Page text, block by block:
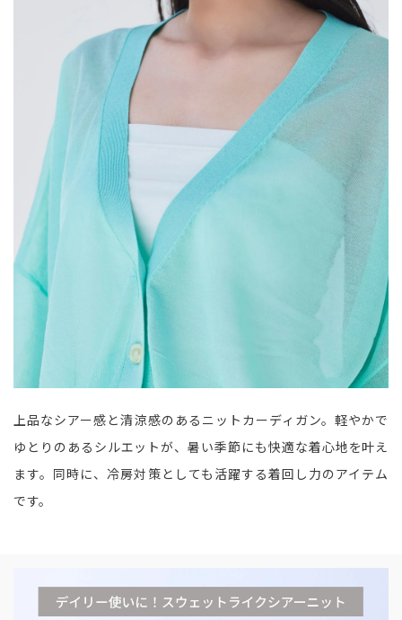
上品なシアー感と清涼感のあるニットカーディガン。軽やかで
ゆとりのあるシルエットが、暑い季節にも快適な着心地を叶え
ます。同時に、冷房対策としても活躍する着回し力のアイテム
です。